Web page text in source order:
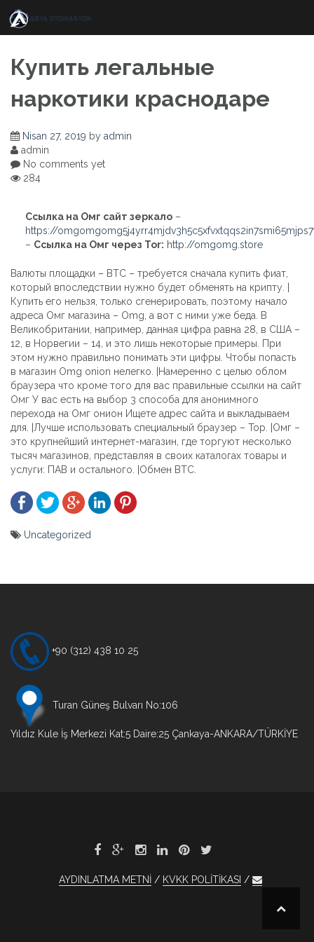
content
Купить легальные
наркотики краснодаре
Nisan 27, 2019 by admin
admin
No comments yet
284
Ссылка на Омг сайт зеркало –
https://
– Ссылка на Омг через Tor: http://omgomg.store
Валюты площадки – BTC – требуется сначала купить фиат,
который впоследствии нужно будет обменять на крипту. |
Купить его нельзя, только сгенерировать, поэтому начало
адреса Омг магазина – Omg, а вот с ними уже беда. В
Великобритании, например, данная цифра равна 28, в США –
12, в Норвегии – 14, и это лишь некоторые примеры. При
этом нужно правильно понимать эти цифры. Чтобы попасть
в магазин Omg onion нелегко. |Намеренно с целью облом
браузера что кроме того для вас правильные ссылки на сайт
Омг У вас есть на выбор 3 способа для анонимного
перехода на Омг онион Ищете адрес сайта и выкладываем
для. |Лучше использовать специальный браузер – Тор. |Омг –
это крупнейший интернет-магазин, где торгуют несколько
тысяч магазинов, представляя в своих каталогах товары и
услуги: ПАВ и остального. |Обмен BTC.
Uncategorized
+90 (312) 438 10 25
Turan Güneş Bulvarı No:106
Yıldız Kule İş Merkezi Kat:5 Daire:25 Çankaya-ANKARA/TÜRKİYE
AYDINLATMA METNİ KVKK POLİTİKASI